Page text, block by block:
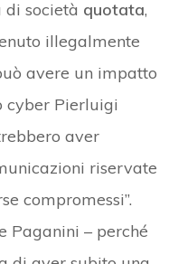
di società quotata,
illegalmente
avere un impatto
cyber Pierluigi
aver
riservate
compromessi”.
Paganini – perché